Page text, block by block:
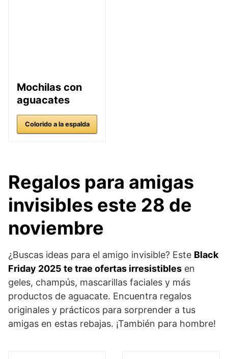
Mochilas con
aguacates
Colorido a la espalda
Regalos para amigas
invisibles este 28 de
noviembre
¿Buscas ideas para el amigo invisible? Este Black
Friday 2025 te trae ofertas irresistibles en
geles, champús, mascarillas faciales y más
productos de aguacate. Encuentra regalos
originales y prácticos para sorprender a tus
amigas en estas rebajas. ¡También para hombre!